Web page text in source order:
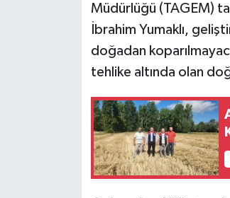
Müdürlüğü (TAGEM)
İbrahim Yumaklı,
doğadan
tehlike altında olan